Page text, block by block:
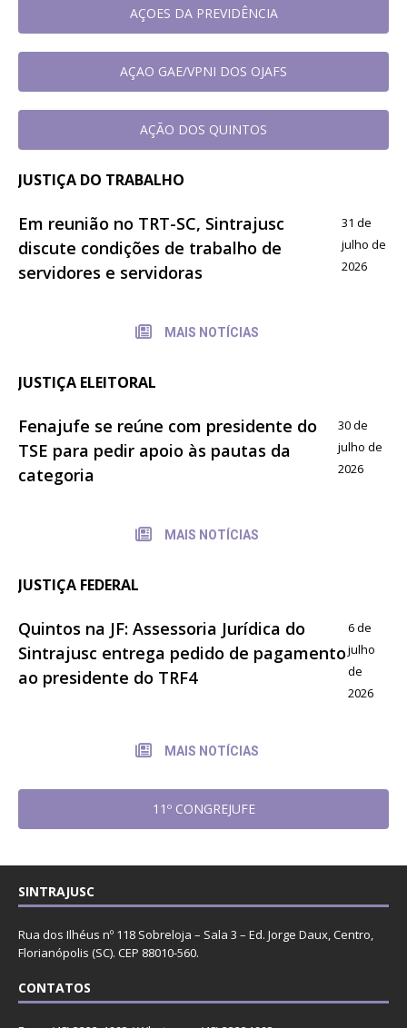
AÇOES DA PREVIDÊNCIA
AÇAO GAE/VPNI DOS OJAFS
AÇÃO DOS QUINTOS
JUSTIÇA DO TRABALHO
Em reunião no TRT-SC, Sintrajusc
discute condições de trabalho de
servidores e servidoras
31 de
julho de
2026
MAIS NOTÍCIAS
JUSTIÇA ELEITORAL
Fenajufe se reúne com presidente do
TSE para pedir apoio às pautas da
categoria
30 de
julho de
2026
MAIS NOTÍCIAS
JUSTIÇA FEDERAL
Quintos na JF: Assessoria Jurídica do
Sintrajusc entrega pedido de pagamento
ao presidente do TRF4
6 de
julho
de
2026
MAIS NOTÍCIAS
11º CONGREJUFE
SINTRAJUSC
Rua dos Ilhéus nº 118 Sobreloja – Sala 3 – Ed. Jorge Daux, Centro,
Florianópolis (SC). CEP 88010-560.
CONTATOS